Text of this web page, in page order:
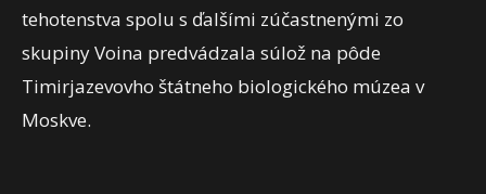
tehotenstva spolu s ďalšími zúčastnenými zo
skupiny Voina predvádzala súlož na pôde
Timirjazevovho štátneho biologického múzea v
Moskve.